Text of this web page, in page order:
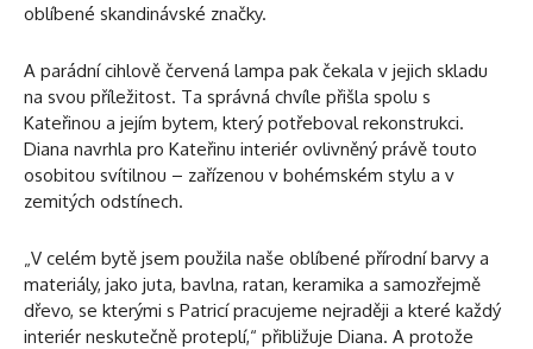
oblíbené skandinávské značky.
A parádní cihlově červená lampa pak čekala v jejich skladu
na svou příležitost. Ta správná chvíle přišla spolu s
Kateřinou a jejím bytem, ​​který potřeboval rekonstrukci.
Diana navrhla pro Kateřinu interiér ovlivněný právě touto
osobitou svítilnou – zařízenou v bohémském stylu a v
zemitých odstínech.
„V celém bytě jsem použila naše oblíbené přírodní barvy a
materiály, jako juta, bavlna, ratan, keramika a samozřejmě
dřevo, se kterými s Patricí pracujeme nejraději a které každý
interiér neskutečně proteplí,“ přibližuje Diana. A protože